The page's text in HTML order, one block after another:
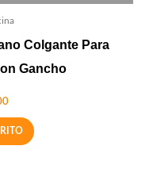
Colgante Para
Gancho